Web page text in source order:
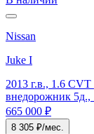
Nissan
Juke I
2013 г.в., 1.6 CVT
внедорожник 5д.,
665 000 ₽
8 305 ₽/мес.